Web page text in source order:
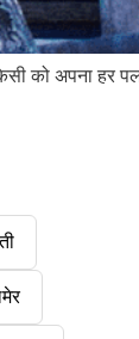
को अपना हर